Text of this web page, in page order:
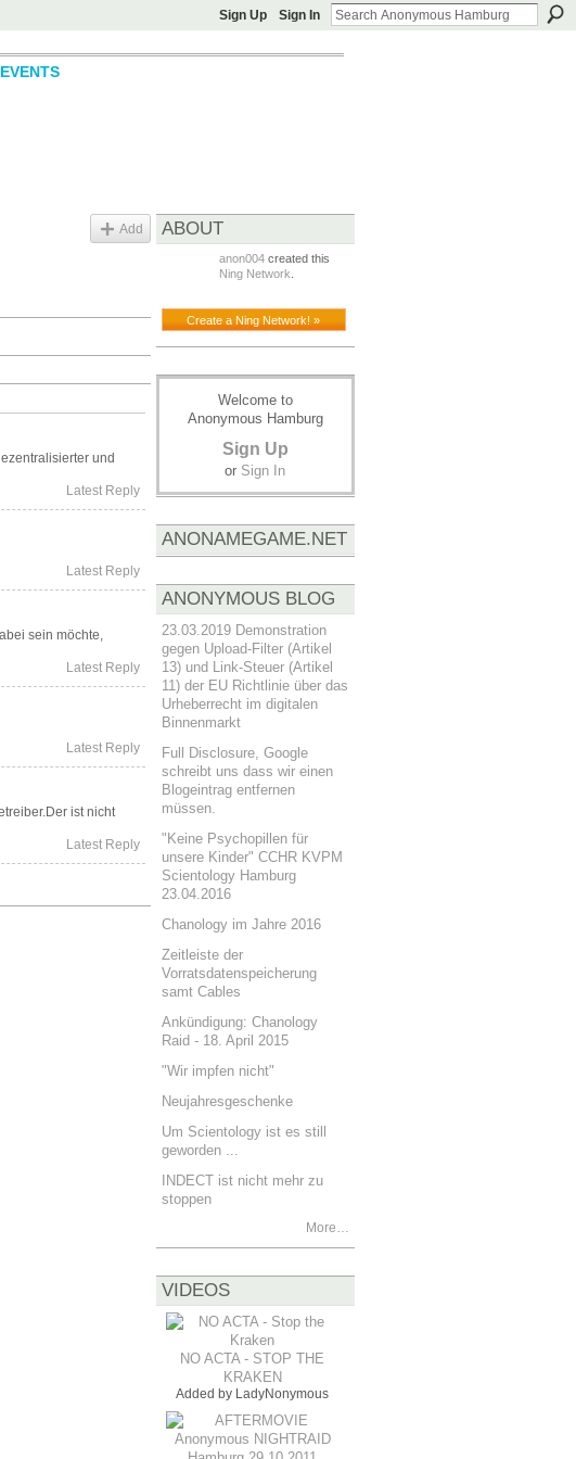
Sign Up Sign In
EVENTS
Add
und
Latest Reply
Latest Reply
sein möchte,
Latest Reply
Latest Reply
ist nicht
Latest Reply
ABOUT
anon004created this
Ning Network
Create a Ning Network! »
Welcome to
Anonymous Hamburg
Sign Up
or Sign In
ANONAMEGAME.NET
ANONYMOUS BLOG
23.03.2019 Demonstration
gegen Upload-Filter (Artikel
13) und Link-Steuer (Artikel
11) der EU Richtlinie über das
Urheberrecht im digitalen
Binnenmarkt
Full Disclosure, Google
schreibt uns dass wir einen
Blogeintrag entfernen
müssen.
"Keine Psychopillen für
unsere Kinder" CCHR KVPM
Scientology Hamburg
23.04.2016
Chanology im Jahre 2016
Zeitleiste der
Vorratsdatenspeicherung
samt Cables
Ankündigung: Chanology
Raid - 18. April 2015
"Wir impfen nicht"
Neujahresgeschenke
Um Scientology ist es still
geworden ...
INDECT ist nicht mehr zu
stoppen
More…
VIDEOS
NO ACTA - STOP THE
KRAKEN
Added by LadyNonymous